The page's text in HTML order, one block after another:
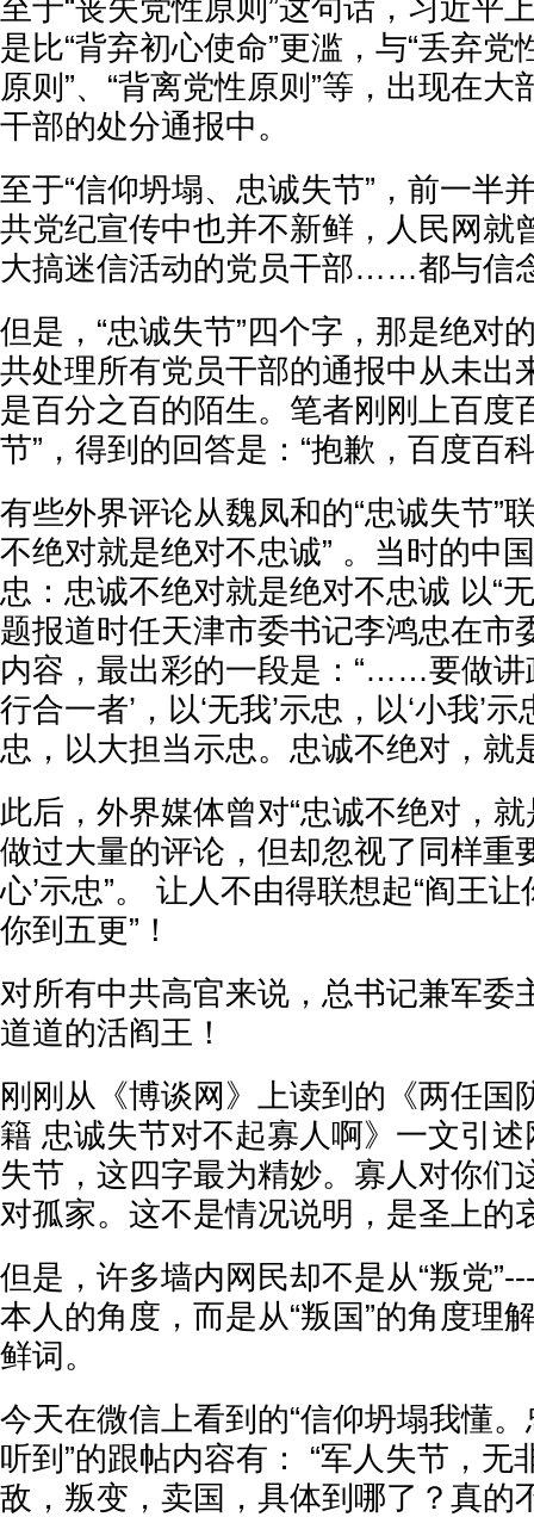
至于“丧失党性原则”这句话，习近平
是比“背弃初心使命”更滥，与“丢弃党
原则”、“背离党性原则”等，出现在
干部的处分通报中。
至于“信仰坍塌、忠诚失节”，前一半
共党纪宣传中也并不新鲜，人民网就
大搞迷信活动的党员干部……都与信
但是，“忠诚失节”四个字，那是绝对
共处理所有党员干部的通报中从未出
是百分之百的陌生。笔者刚刚上百度
节”，得到的回答是：“抱歉，百度百
有些外界评论从魏凤和的“忠诚失节”
不绝对就是绝对不忠诚” 。当时的中
忠：忠诚不绝对就是绝对不忠诚 以“
题报道时任天津市委书记李鸿忠在市
内容，最出彩的一段是：“……要做讲
行合一者’，以‘无我’示忠，以‘小我’
忠，以大担当示忠。忠诚不绝对，就
此后，外界媒体曾对“忠诚不绝对，
做过大量的评论，但却忽视了同样重
心’示忠”。 让人不由得联想起“阎王
你到五更”！
对所有中共高官来说，总书记兼军委
道道的活阎王！
刚刚从《博谈网》上读到的《两任国
籍 忠诚失节对不起寡人啊》一文引述
失节，这四字最为精妙。寡人对你们
对孤家。这不是情况说明，是圣上的
但是，许多墙内网民却不是从“叛党
本人的角度，而是从“叛国”的角度理
鲜词。
今天在微信上看到的“信仰坍塌我懂
听到”的跟帖内容有： “军人失节，无
敌，叛变，卖国，具体到哪了？真的